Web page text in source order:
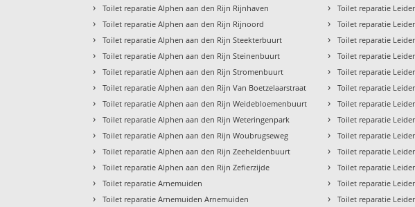
› Toilet reparatie Alphen aan den Rijn Rijnhaven
› Toilet reparatie Alphen aan den Rijn Rijnoord
› Toilet reparatie Alphen aan den Rijn Steekterbuurt
› Toilet reparatie Alphen aan den Rijn Steinenbuurt
› Toilet reparatie Alphen aan den Rijn Stromenbuurt
› Toilet reparatie Alphen aan den Rijn Van Boetzelaarstraat
› Toilet reparatie Alphen aan den Rijn Weidebloemenbuurt
› Toilet reparatie Alphen aan den Rijn Weteringenpark
› Toilet reparatie Alphen aan den Rijn Woubrugseweg
› Toilet reparatie Alphen aan den Rijn Zeeheldenbuurt
› Toilet reparatie Alphen aan den Rijn Zefierzijde
› Toilet reparatie Arnemuiden
› Toilet reparatie Arnemuiden Arnemuiden
› Toilet reparatie
› Toilet reparatie
› Toilet reparatie
› Toilet reparatie
› Toilet reparatie
› Toilet reparatie
› Toilet reparatie
› Toilet reparatie
› Toilet reparatie
› Toilet reparatie
› Toilet reparatie
› Toilet reparatie
› Toilet reparatie